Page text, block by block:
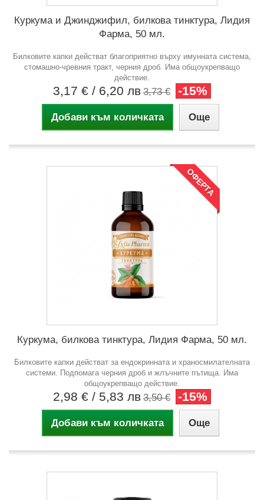
Куркума и Джинджифил, билкова тинктура, Лидия
Фарма, 50 мл.
Билковите капки действат благоприятно върху имунната система,
стомашно-чревния тракт, черния дроб. Има общоукрепващо
действие.
3,17 € / 6,20 лв 3,73 € -15%
Добави към количката Още
ОФЕРТА
Куркума, билкова тинктура, Лидия Фарма, 50 мл.
Билковите капки действат за ендокринната и храносмилателната
системи. Подпомага черния дроб и жлъчните пътища. Има
общоукрепващо действие.
2,98 € / 5,83 лв 3,50 € -15%
Добави към количката Още